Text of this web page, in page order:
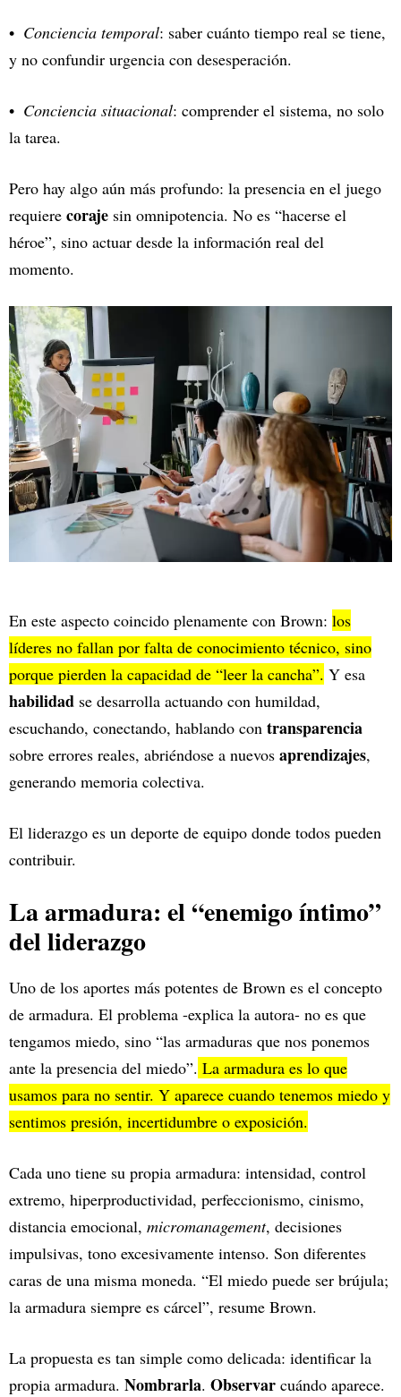
Conciencia temporal: saber cuánto tiempo real se tiene,
y no confundir urgencia con desesperación.
Conciencia situacional: comprender el sistema, no solo
la tarea.
Pero hay algo aún más profundo: la presencia en el juego
requiere coraje sin omnipotencia. No es “hacerse el
héroe”, sino actuar desde la información real del
momento.
En este aspecto coincido plenamente con Brown: los
líderes no fallan por falta de conocimiento técnico, sino
porque pierden la capacidad de “leer la cancha”. Y esa
habilidad se desarrolla actuando con humildad,
escuchando, conectando, hablando con transparencia
sobre errores reales, abriéndose a nuevos aprendizajes,
generando memoria colectiva.
El liderazgo es un deporte de equipo donde todos pueden
contribuir.
La armadura: el “enemigo íntimo”
del liderazgo
Uno de los aportes más potentes de Brown es el concepto
de armadura. El problema -explica la autora- no es que
tengamos miedo, sino “las armaduras que nos ponemos
ante la presencia del miedo”. La armadura es lo que
usamos para no sentir. Y aparece cuando tenemos miedo y
sentimos presión, incertidumbre o exposición.
Cada uno tiene su propia armadura: intensidad, control
extremo, hiperproductividad, perfeccionismo, cinismo,
distancia emocional, micromanagement, decisiones
impulsivas, tono excesivamente intenso. Son diferentes
caras de una misma moneda. “El miedo puede ser brújula;
la armadura siempre es cárcel”, resume Brown.
La propuesta es tan simple como delicada: identificar la
propia armadura. Nombrarla. Observar cuándo aparece.